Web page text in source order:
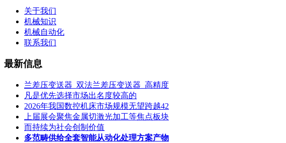
关于我们
机械知识
机械自动化
联系我们
最新信息
兰差压变送器_双法兰差压变送器_高精度
凡是优先选择市场出名度较高的
2026年我国数控机床市场规模无望跨越42
上届展会聚焦金属切激光加工等焦点板块
而持续为社会创制价值
多范畴供给全套智能从动化处理方案产物